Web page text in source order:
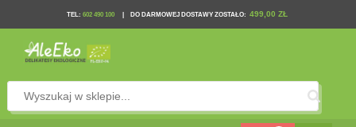
TEL: 602 490 100 DO DARMOWEJ DOSTAWY ZOSTAŁO: 499,00 ZŁ